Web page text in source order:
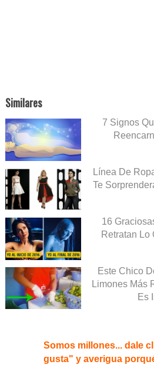
Similares
7 Signos
Línea De
Te
16
Retratan Lo
Este Chico
Limones Más
Es
Somos millones... dale
gusta" y averigua